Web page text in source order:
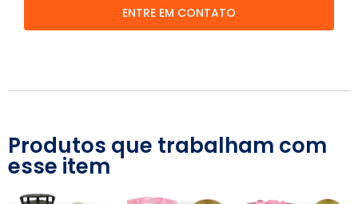
ENTRE EM CONTATO
Produtos que trabalham com
esse item